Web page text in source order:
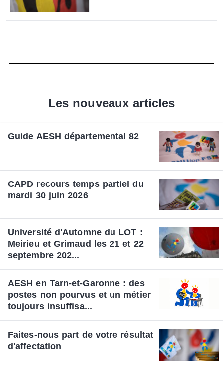
Les nouveaux articles
Guide AESH départemental 82
CAPD recours temps partiel du
mardi 30 juin 2026
Université d'Automne du LOT :
Meirieu et Grimaud les 21 et 22
septembre 202...
AESH en Tarn-et-Garonne : des
postes non pourvus et un métier
toujours insuffisa...
Faites-nous part de votre résultat
d'affectation